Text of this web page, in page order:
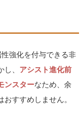
強化を付与できる非
、 アシスト進化前
ンスターなため、余
すすめしません。